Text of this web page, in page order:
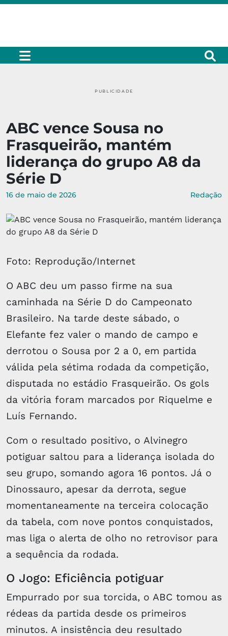
PUBLICIDADE
ABC vence Sousa no
Frasqueirão, mantém
liderança do grupo A8 da
Série D
16 de maio de 2026 Redação
Foto: Reprodução/Internet
O ABC deu um passo firme na sua
caminhada na Série D do Campeonato
Brasileiro. Na tarde deste sábado, o
Elefante fez valer o mando de campo e
derrotou o Sousa por 2 a 0, em partida
válida pela sétima rodada da competição,
disputada no estádio Frasqueirão. Os gols
da vitória foram marcados por Riquelme e
Luís Fernando.
Com o resultado positivo, o Alvinegro
potiguar saltou para a liderança isolada do
seu grupo, somando agora 16 pontos. Já o
Dinossauro, apesar da derrota, segue
momentaneamente na terceira colocação
da tabela, com nove pontos conquistados,
mas liga o alerta de olho no retrovisor para
a sequência da rodada.
O Jogo: Eficiência potiguar
Empurrado por sua torcida, o ABC tomou as
rédeas da partida desde os primeiros
minutos. A insistência deu resultado